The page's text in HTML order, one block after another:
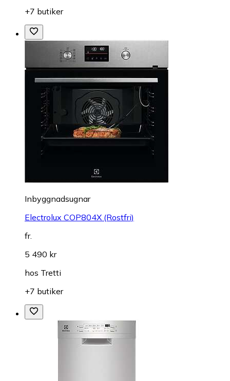
+7 butiker
Inbyggnadsugnar
Electrolux COP804X (Rostfri)
fr.
5 490 kr
hos Tretti
+7 butiker